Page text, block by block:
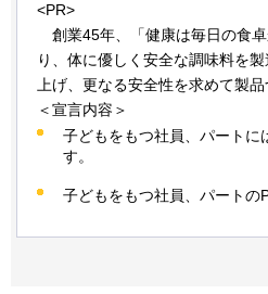
<PR>
創業45年、「健康は毎日の食
り、体に優しく安全な調味料を
上げ、更なる安全性を求めて製
＜宣言内容＞
子どもをもつ社員、パートに
す。
子どもをもつ社員、パートの